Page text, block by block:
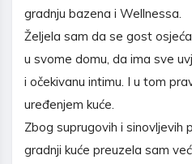
gradnju bazena i Wellnessa.
Željela sam da se gost
u svome domu, da ima sve
i očekivanu intimu. I u tom
uređenjem kuće.
Zbog suprugovih i sinovljevih
gradnji kuće preuzela sam